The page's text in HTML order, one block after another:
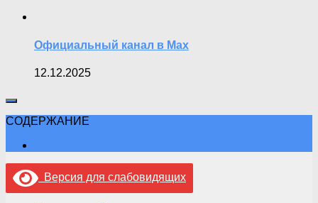
Официальный канал в Max
12.12.2025
СОДЕРЖАНИЕ
Версия для слабовидящих